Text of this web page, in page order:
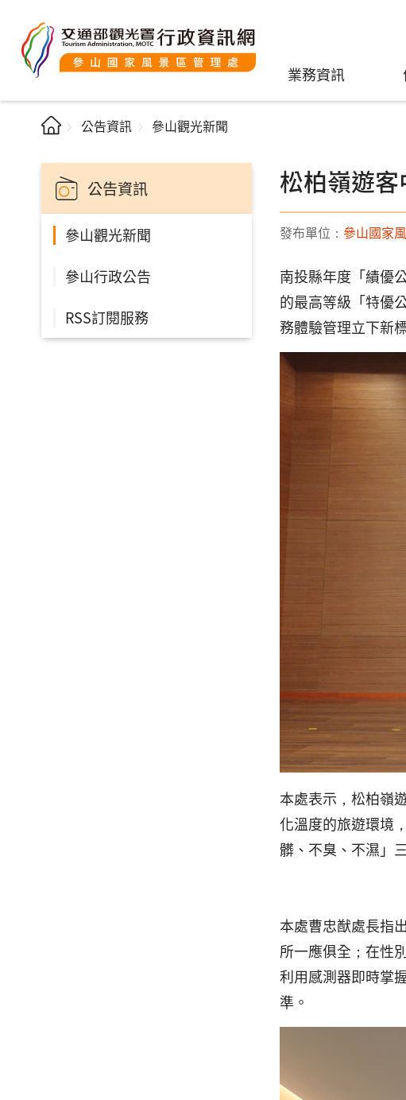
業務資訊
公告資訊 參山觀光新聞
公告資訊
參山觀光新聞
參山行政公告
RSS訂閱服務
松柏嶺遊
發布單位： 參山國家
南投縣年度「績優
的最高等級「特優
務體驗管理立下新
本處表示，松柏嶺
化溫度的旅遊環境
髒、不臭、不濕」
本處曹忠猷處長指
所一應俱全；在性
利用感測器即時掌
準。